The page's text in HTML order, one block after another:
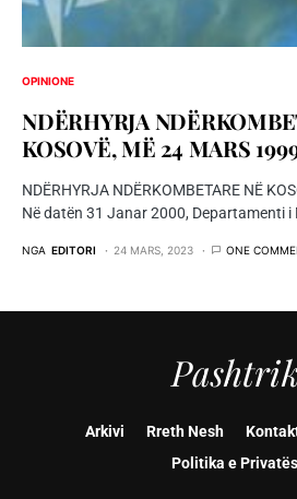
OPINIONE
NDËRHYRJA
KOSOVË, MË 24 MARS
NDËRHYRJA NDËRKOMBETARE NË
Në datën 31 Janar 2000, Departamenti i
NGA EDITORI 24 MARS, 2023 ONE
Arkivi Rreth Nesh
Politika e